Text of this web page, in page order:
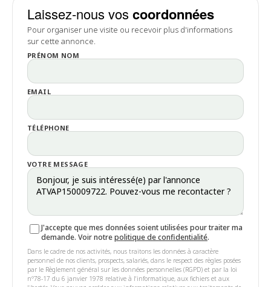
Laissez-nous vos coordonnées
Pour organiser une visite ou recevoir plus d'informations
sur cette annonce.
PRÉNOM NOM
EMAIL
TÉLÉPHONE
VOTRE MESSAGE
J'accepte que mes données soient utilisées pour traiter ma
demande. Voir notrepolitique de confidentialité.
Dans le cadre de nos activités, nous traitons les données à caractère
personnel de nos clients, prospects, salariés, dans le respect des règles posées
par le Règlement général sur les données personnelles (RGPD) et par la loi
n°78-17 du 6 janvier 1978 relative à l'informatique, aux fichiers et aux